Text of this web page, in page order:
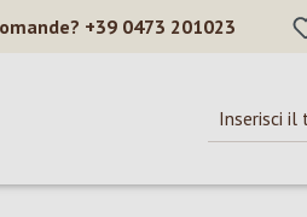
+39 0473 201023